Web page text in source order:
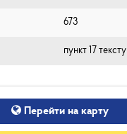
673
пункт 17 тексту
Перейти на карту